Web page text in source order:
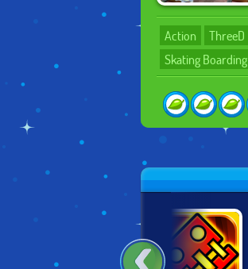
Action ThreeD
Skating Boarding